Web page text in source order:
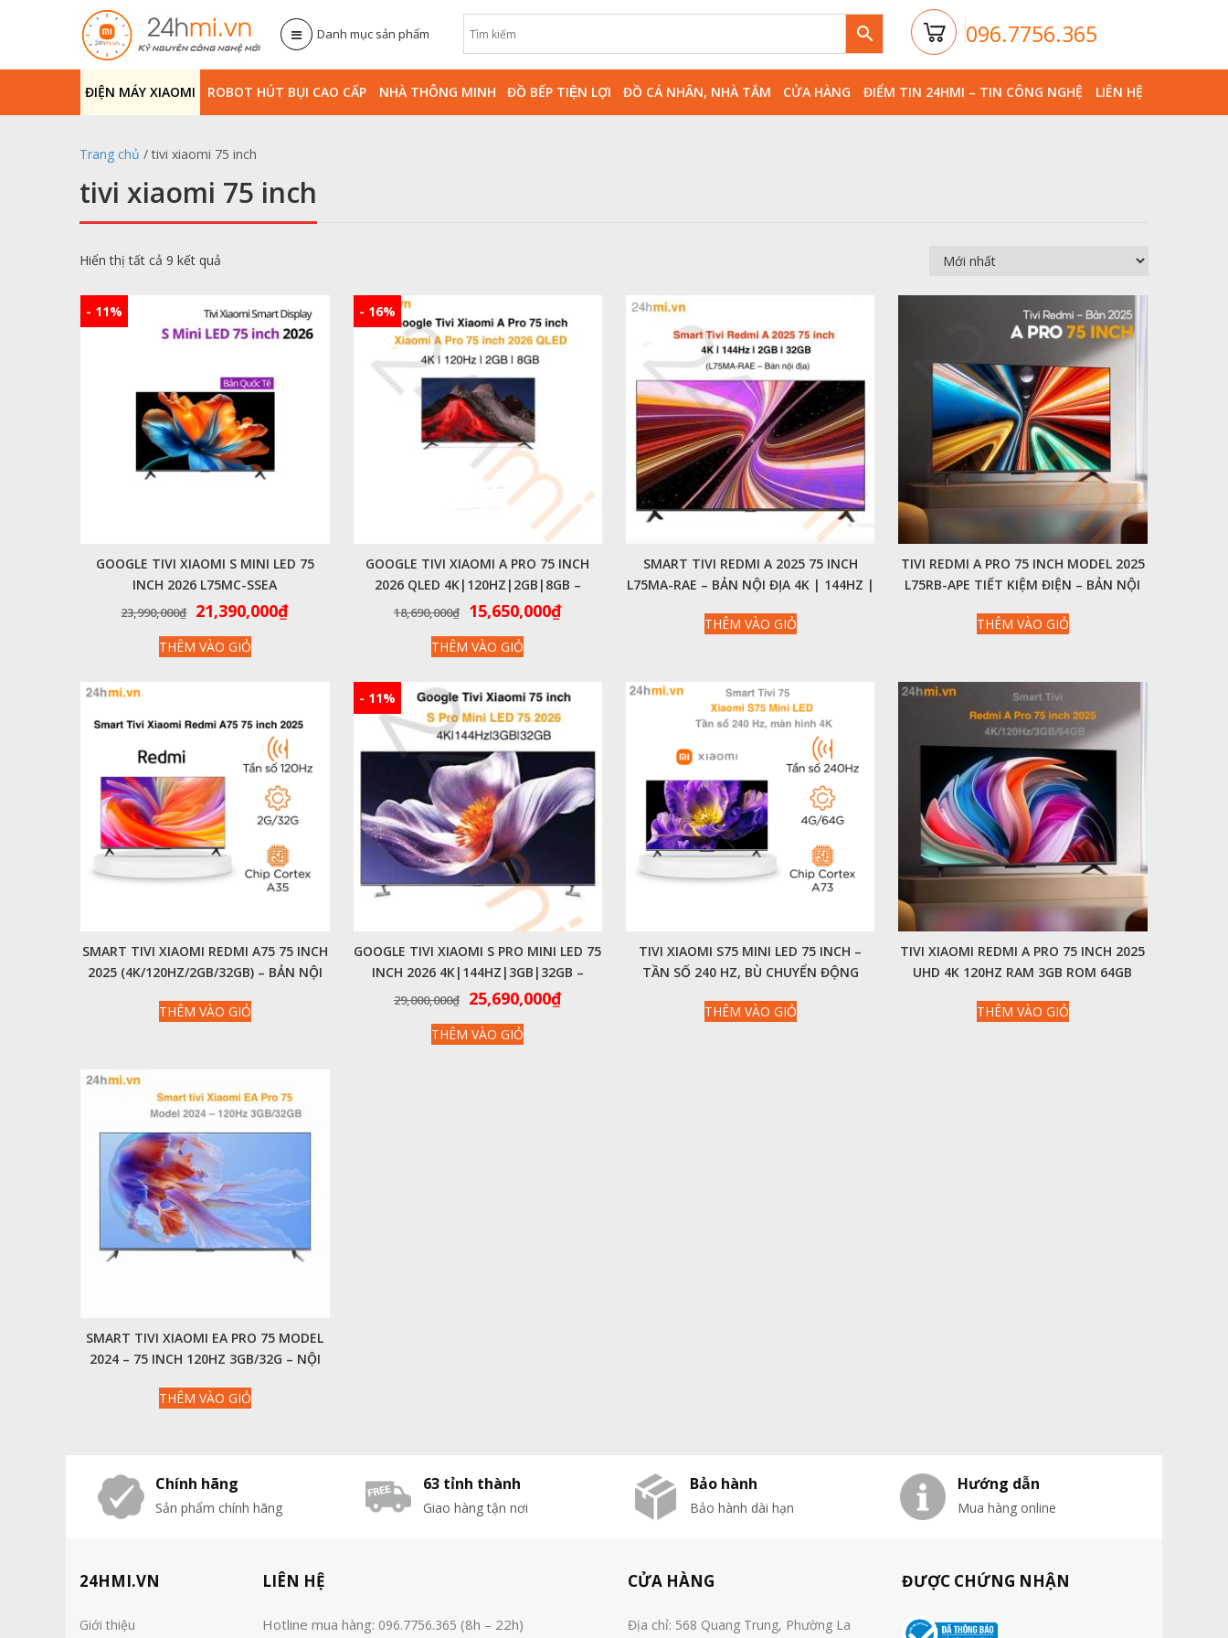
Danh mục sản phẩm 096.7756.365
ĐIỆN MÁY XIAOMI ROBOT HÚT BỤI CAO CẤP NHÀ THÔNG MINH ĐỒ BẾP TIỆN LỢI ĐỒ CÁ NHÂN, NHÀ TẮM CỬA HÀNG ĐIỂM TIN 24HMI – TIN CÔNG NGHỆ LIÊN HỆ
Trang chủ / tivi xiaomi 75 inch
tivi xiaomi 75 inch
Hiển thị tất cả 9 kết quả
- 11%
GOOGLE TIVI XIAOMI S MINI LED 75
INCH 2026 L75MC-SSEA
4K|60HZ|2GB|32GB – CHÍNH HÃNG
23,990,000₫ Giá
gốc
là:
21,390,000₫Giá
21,390,000₫.
THÊM VÀO GIỎ
- 16%
GOOGLE TIVI XIAOMI A PRO 75 INCH
2026 QLED 4K|120HZ|2GB|8GB –
CHÍNH HÃNG QUỐC TẾ
18,690,000₫
Giá
gốc
là:
15,650,000₫Giá
15,650,000₫.
THÊM VÀO GIỎ
SMART TIVI REDMI A 2025 75 INCH
L75MA-RAE – BẢN NỘI ĐỊA 4K | 144HZ |
THÊM VÀO GIỎ
TIVI REDMI A PRO 75 INCH MODEL 2025
L75RB-APE TIẾT KIỆM ĐIỆN – BẢN NỘI
THÊM VÀO GIỎ
SMART TIVI XIAOMI REDMI A75 75 INCH
2025 (4K/120HZ/2GB/32GB) – BẢN NỘI
THÊM VÀO GIỎ
- 11%
GOOGLE TIVI XIAOMI S PRO MINI LED 75
INCH 2026 4K|144HZ|3GB|32GB –
CHÍNH HÃNG QUỐC TẾ
29,000,000₫
Giá
gốc
là:
25,690,000₫Giá
THÊM VÀO GIỎ
TIVI XIAOMI S75 MINI LED 75 INCH –
TẦN SỐ 240 HZ, BÙ CHUYỂN ĐỘNG
THÊM VÀO GIỎ
TIVI XIAOMI REDMI A PRO 75 INCH 2025
UHD 4K 120HZ RAM 3GB ROM 64GB
THÊM VÀO GIỎ
SMART TIVI XIAOMI EA PRO 75 MODEL
2024 – 75 INCH 120HZ 3GB/32G – NỘI
THÊM VÀO GIỎ
Chính hãng
Sản phẩm chính hãng
63 tỉnh thành
Giao hàng tận nơi
Bảo hành
Bảo hành dài hạn
Hướng dẫn
Mua hàng online
24HMI.VN
Giới thiệu
LIÊN HỆ
Hotline mua hàng: 096.7756.365 (8h – 22h)
CỬA HÀNG
Địa chỉ: 568 Quang Trung, Phường La
ĐƯỢC CHỨNG NHẬN